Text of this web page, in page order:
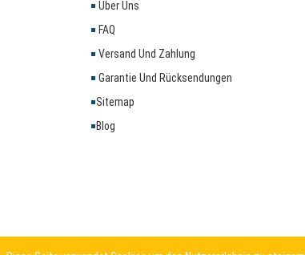
Über Uns
FAQ
Versand Und Zahlung
Garantie Und Rücksendungen
Sitemap
Blog